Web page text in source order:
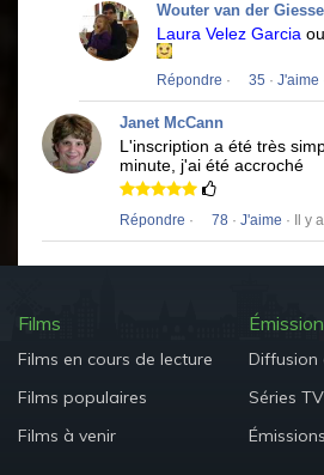
Wouter van der
Laura Velez Garcia
Répondre · 35 · J'aime
Janet McCann
L'inscription a été très
minute, j'ai été accroché
Répondre · 78 · J'aime · Il y
Films
Films en cours de lecture
Films populaires
Films à venir
Diffusion
Séries